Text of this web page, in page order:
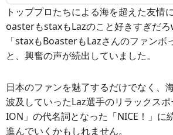
トッププロたちによる海を超えた友情
oasterもstaxもLazのこと好きすぎだろ
「staxもBoasterもLazさんのファンボ
と、興奮の声が続出していました。
日本のファンを魅了するだけでなく、
波及していったLaz選手のリラックスポ
ION」の代名詞となった「NICE！」に
進んでいくかもしれません。